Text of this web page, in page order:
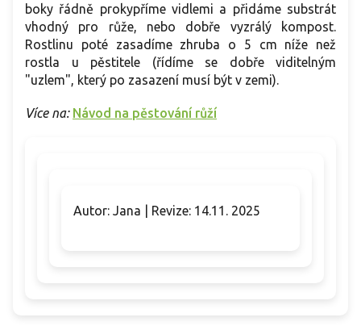
boky řádně prokypříme vidlemi a přidáme substrát
vhodný pro růže, nebo dobře vyzrálý kompost.
Rostlinu poté zasadíme zhruba o 5 cm níže než
rostla u pěstitele (řídíme se dobře viditelným
"uzlem", který po zasazení musí být v zemi).
Více na: Návod na pěstování růží
Autor: Jana | Revize: 14.11. 2025